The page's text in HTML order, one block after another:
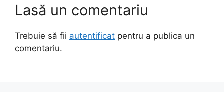
Lasă un comentariu
Trebuie să fii autentificat pentru a publica un
comentariu.